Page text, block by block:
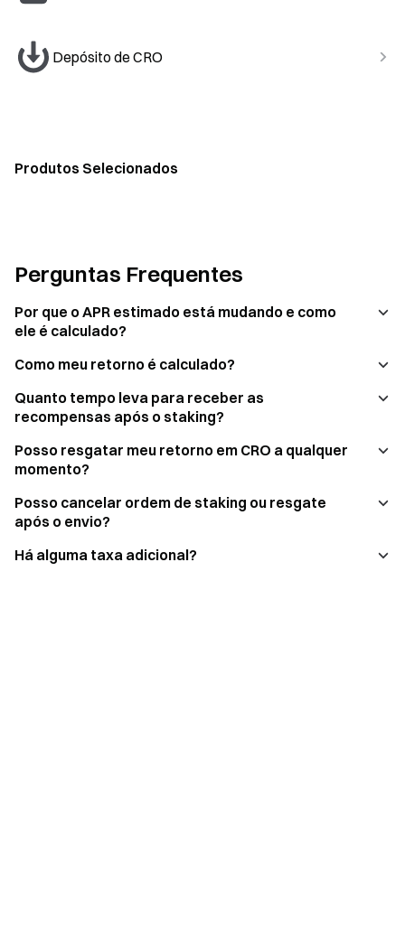
Depósito de CRO
Produtos Selecionados
Perguntas Frequentes
Por que o APR estimado está mudando e como
ele é calculado?
Como meu retorno é calculado?
Quanto tempo leva para receber as
recompensas após o staking?
Posso resgatar meu retorno em CRO a qualquer
momento?
Posso cancelar ordem de staking ou resgate
após o envio?
Há alguma taxa adicional?